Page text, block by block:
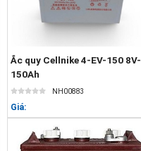
Ắc quy Cellnike 4-EV-150 8V-
150Ah
NH00883
Giá: